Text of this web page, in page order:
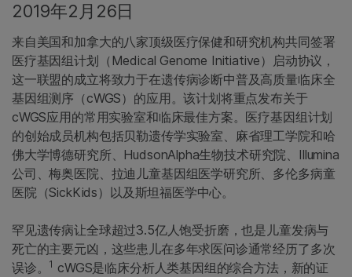
2019年2月26日
来自美国和加拿大的八家顶级医疗保健和研究机构共同签署
医疗基因组计划（Medical Genome Initiative）启动协议，
这一联盟的成立将致力于在遗传病诊断中普及高质量临床全
基因组测序（cWGS）的应用。该计划将重点发布关于
cWGS应用的常用实验室和临床最佳方案。医疗基因组计划
的创始成员机构包括贝勒遗传学实验室、麻省理工学院和哈
佛大学博德研究所、HudsonAlpha生物技术研究院、Illumina
公司、梅奥医院、拉迪儿童基因组医学研究所、多伦多病童
医院（SickKids）以及斯坦福医学中心。
罕见遗传病让全球超过3.5亿人饱受折磨，也是儿童发病与
死亡的主要元凶，这些患儿在多年求医问诊通常经历了多次
误诊。
1 cWGS是临床分析人类基因组的综合方法，新的证